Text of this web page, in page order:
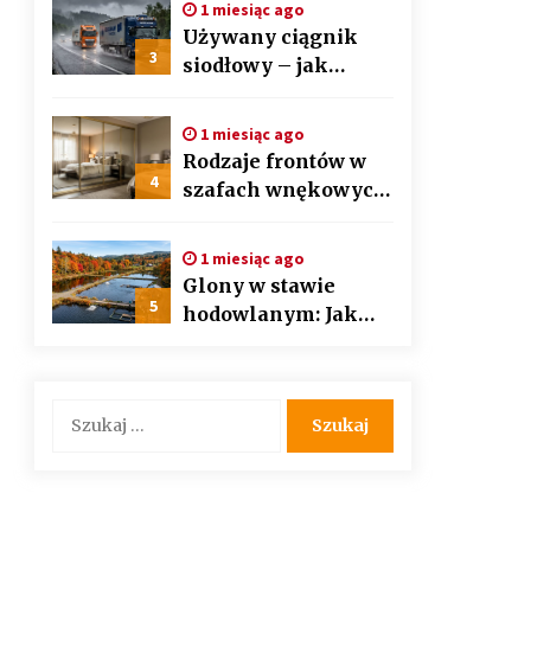
auto detailingu
3
1 miesiąc ago
Używany ciągnik
siodłowy – jak
przepłacić?
Przewodnik krok po
kroku
4
1 miesiąc ago
Rodzaje frontów w
szafach wnękowych
płyta laminowana?
5
1 miesiąc ago
Glony w stawie
hodowlanym: Jak
przywrócić
równowagę